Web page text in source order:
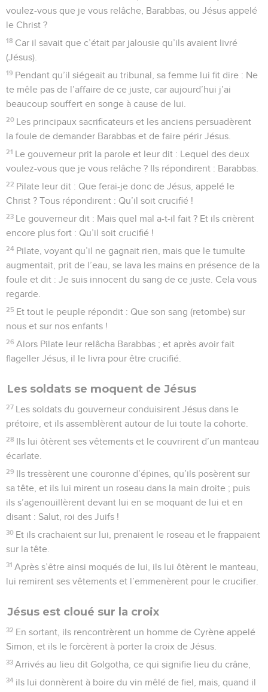
voulez-vous que je vous relâche, Barabbas, ou Jésus appelé
le Christ ?
18 Car il savait que c’était par jalousie qu’ils avaient livré
(Jésus).
19 Pendant qu’il siégeait au tribunal, sa femme lui fit dire : Ne
te mêle pas de l’affaire de ce juste, car aujourd’hui j’ai
beaucoup souffert en songe à cause de lui.
20 Les principaux sacrificateurs et les anciens persuadèrent
la foule de demander Barabbas et de faire périr Jésus.
21 Le gouverneur prit la parole et leur dit : Lequel des deux
voulez-vous que je vous relâche ? Ils répondirent : Barabbas.
22 Pilate leur dit : Que ferai-je donc de Jésus, appelé le
Christ ? Tous répondirent : Qu’il soit crucifié !
23 Le gouverneur dit : Mais quel mal a-t-il fait ? Et ils crièrent
encore plus fort : Qu’il soit crucifié !
24 Pilate, voyant qu’il ne gagnait rien, mais que le tumulte
augmentait, prit de l’eau, se lava les mains en présence de la
foule et dit : Je suis innocent du sang de ce juste. Cela vous
regarde.
25 Et tout le peuple répondit : Que son sang (retombe) sur
nous et sur nos enfants !
26 Alors Pilate leur relâcha Barabbas ; et après avoir fait
flageller Jésus, il le livra pour être crucifié.
Les soldats se moquent de Jésus
27 Les soldats du gouverneur conduisirent Jésus dans le
prétoire, et ils assemblèrent autour de lui toute la cohorte.
28 Ils lui ôtèrent ses vêtements et le couvrirent d’un manteau
écarlate.
29 Ils tressèrent une couronne d’épines, qu’ils posèrent sur
sa tête, et ils lui mirent un roseau dans la main droite ; puis
ils s’agenouillèrent devant lui en se moquant de lui et en
disant : Salut, roi des Juifs !
30 Et ils crachaient sur lui, prenaient le roseau et le frappaient
sur la tête.
31 Après s’être ainsi moqués de lui, ils lui ôtèrent le manteau,
lui remirent ses vêtements et l’emmenèrent pour le crucifier.
Jésus est cloué sur la croix
32 En sortant, ils rencontrèrent un homme de Cyrène appelé
Simon, et ils le forcèrent à porter la croix de Jésus.
33 Arrivés au lieu dit Golgotha, ce qui signifie lieu du crâne,
34 ils lui donnèrent à boire du vin mêlé de fiel, mais, quand il